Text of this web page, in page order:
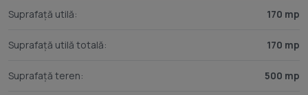
unei vizionari va stam la dispozitie . IDextern:161795 Id
Suprafață utilă: 170 mp
Suprafață utilă totală: 170 mp
Suprafață teren: 500 mp